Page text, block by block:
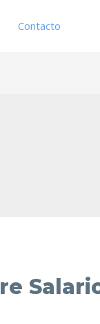
Contacto